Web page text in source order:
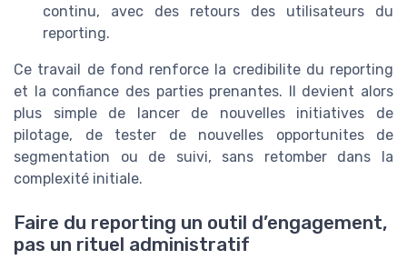
continu, avec des retours des utilisateurs du
reporting.
Ce travail de fond renforce la credibilite du reporting
et la confiance des parties prenantes. Il devient alors
plus simple de lancer de nouvelles initiatives de
pilotage, de tester de nouvelles opportunites de
segmentation ou de suivi, sans retomber dans la
complexité initiale.
Faire du reporting un outil d’engagement,
pas un rituel administratif